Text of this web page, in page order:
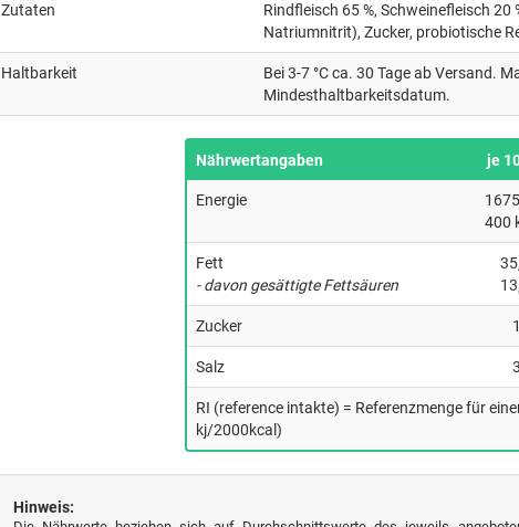
Zutaten
Rindfleisch 65 %, Schweinefleisch
Natriumnitrit), Zucker, probiotische
Haltbarkeit
Bei 3-7 °C ca. 30 Tage ab Versand.
Mindesthaltbarkeitsdatum.
Nährwertangaben je
Energie
400
Fett
- davon gesättigte Fettsäuren
Zucker
Salz
RI (reference intakte) = Referenzmenge für
kj/2000kcal)
Hinweis: